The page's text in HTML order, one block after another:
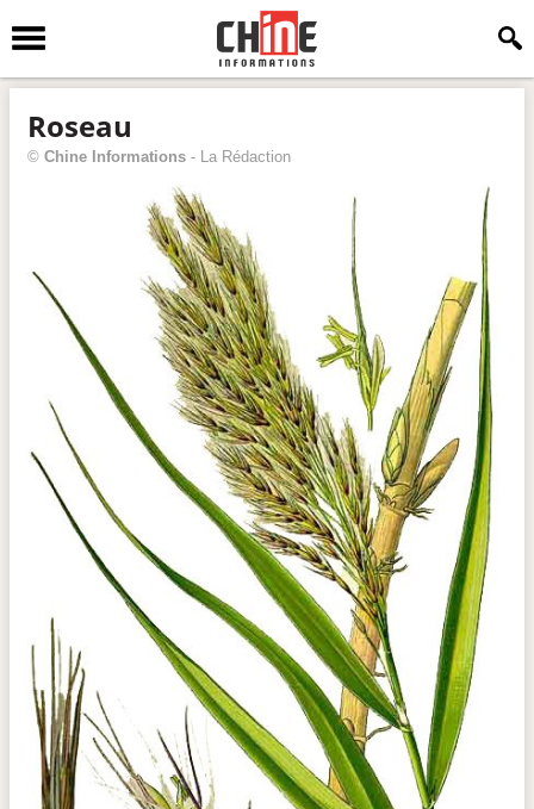
Roseau
© Chine Informations - La Rédaction